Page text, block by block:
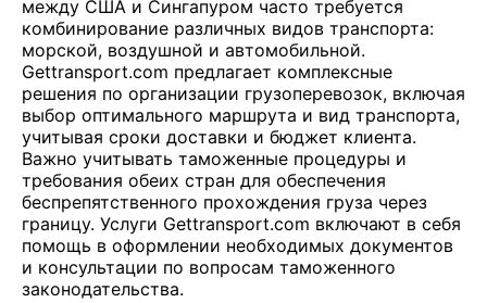
между США и Сингапуром часто требуется
комбинирование различных видов транспорта:
морской, воздушной и автомобильной.
Gettransport.com предлагает комплексные
решения по организации грузоперевозок, включая
выбор оптимального маршрута и вид транспорта,
учитывая сроки доставки и бюджет клиента.
Важно учитывать таможенные процедуры и
требования обеих стран для обеспечения
беспрепятственного прохождения груза через
границу. Услуги Gettransport.com включают в себя
помощь в оформлении необходимых документов
и консультации по вопросам таможенного
законодательства.